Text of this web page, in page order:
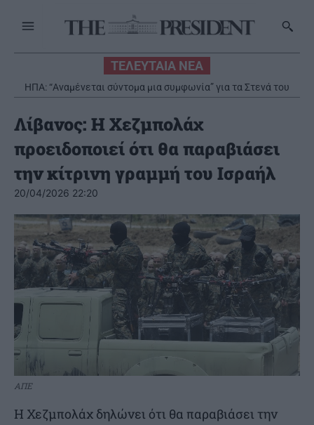
ΤΕΛΕΥΤΑΙΑ ΝΕΑ
ΗΠΑ: “Αναμένεται σύντομα μια συμφωνία” για τα Στενά του
Ορμούζ
Λίβανος: Η Χεζμπολάχ
προειδοποιεί ότι θα παραβιάσει
την κίτρινη γραμμή του Ισραήλ
20/04/2026 22:20
ΑΠΕ
Η Χεζμπολάχ δηλώνει ότι θα παραβιάσει την